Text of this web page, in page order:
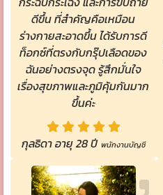
ดีขึ้น ที่สำคัญคือเหมือน
ร่างกายสะอาดขึ้น ได้รับการดี
ท็อกซ์ที่ตรงกับกรุ๊ปเลือดของ
ฉันอย่างตรงจุด รู้สึกมั่นใจ
เรื่องสุขภาพและภูมิคุ้มกันมาก
ขึ้นค่ะ
กุลธิดา อายุ 28 ปี พนักงานบัญชี